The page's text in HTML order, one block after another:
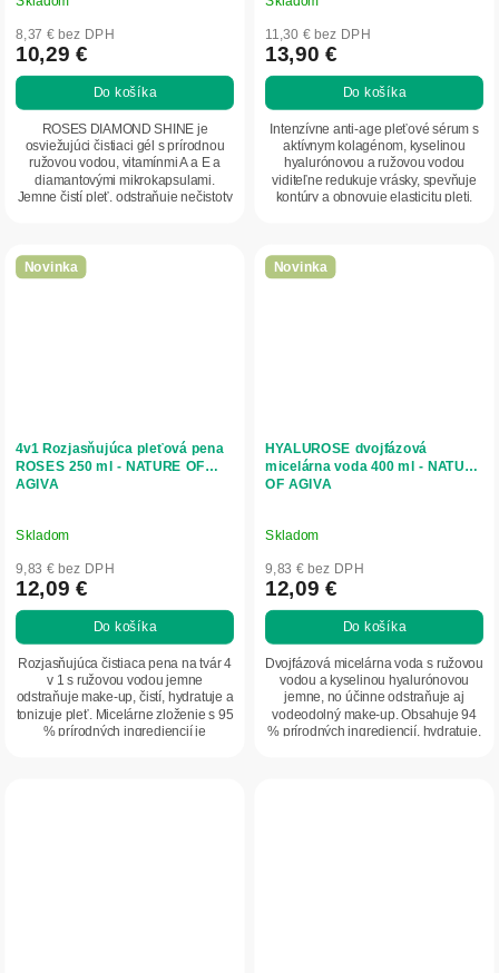
8,37 € bez DPH
10,29 €
Do košíka
ROSES DIAMOND SHINE je
osviežujúci čistiaci gél s prírodnou
ružovou vodou, vitamínmi A a E a
diamantovými mikrokapsulami.
Jemne čistí pleť, odstraňuje nečistoty
11,30 € bez DPH
13,90 €
Do košíka
Intenzívne anti-age pleťové sérum s
aktívnym kolagénom, kyselinou
hyalurónovou a ružovou vodou
viditeľne redukuje vrásky, spevňuje
kontúry a obnovuje elasticitu pleti.
Novinka
4v1 Rozjasňujúca pleťová pena
ROSES 250 ml - NATURE OF
AGIVA
Skladom
9,83 € bez DPH
12,09 €
Do košíka
Rozjasňujúca čistiaca pena na tvár 4
v 1 s ružovou vodou jemne
odstraňuje make-up, čistí, hydratuje a
tonizuje pleť. Micelárne zloženie s 95
% prírodných ingrediencií je
Novinka
HYALUROSE dvojfázová
micelárna voda 400 ml - NATURE
OF AGIVA
Skladom
9,83 € bez DPH
12,09 €
Do košíka
Dvojfázová micelárna voda s ružovou
vodou a kyselinou hyalurónovou
jemne, no účinne odstraňuje aj
vodeodolný make-up. Obsahuje 94
% prírodných ingrediencií, hydratuje,